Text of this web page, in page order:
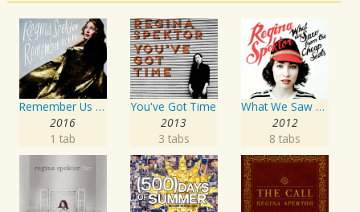
Remember Us To Life
2016
1 tab
You've Got Time
2013
3 tabs
What We Saw From The Cheap Seats
2012
8 tabs